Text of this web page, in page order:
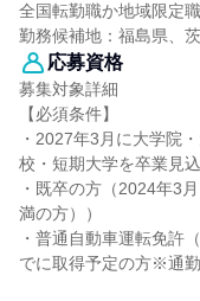
全国転勤職か地域限定
勤務候補地：福島県、
応募資格
募集対象詳細
【必須条件】
・2027年3月に大学院
校・短期大学を卒業見
・既卒の方（2024年3
満の方））
・普通自動車運転免許
でに取得予定の方※通